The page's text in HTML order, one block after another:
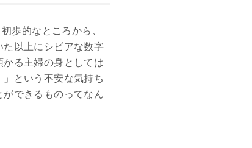
歩的なところから、
以上にシビアな数字
る主婦の身としては
という不安な気持ち
できるものってなん